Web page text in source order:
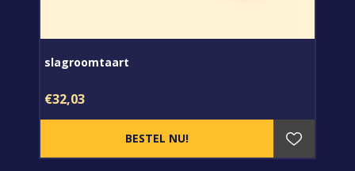
slagroomtaart
€32,03